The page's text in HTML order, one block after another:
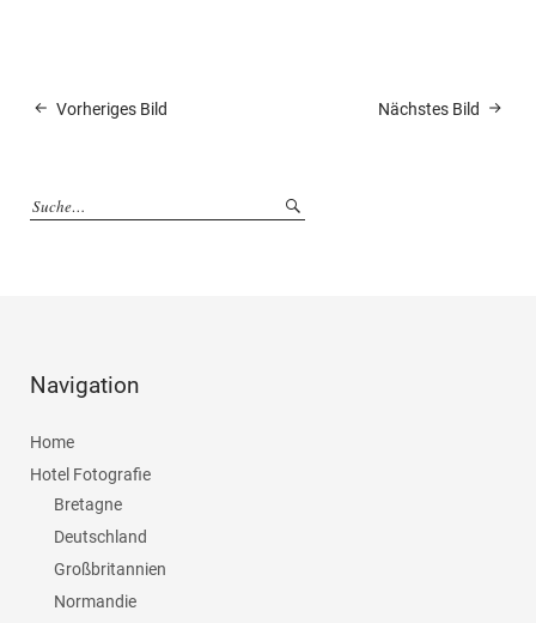
Nächstes Bild
Vorheriges Bild
Navigation
Home
Hotel Fotografie
Bretagne
Deutschland
Großbritannien
Normandie